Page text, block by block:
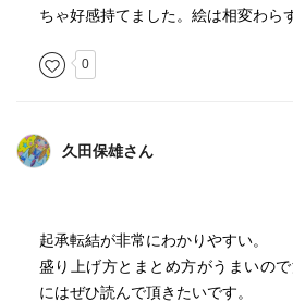
ちゃ好感持てました。絵は相変わら
0
久田保雄さん
起承転結が非常にわかりやすい。
盛り上げ方とまとめ方がうまいの
にはぜひ読んで頂きたいです。